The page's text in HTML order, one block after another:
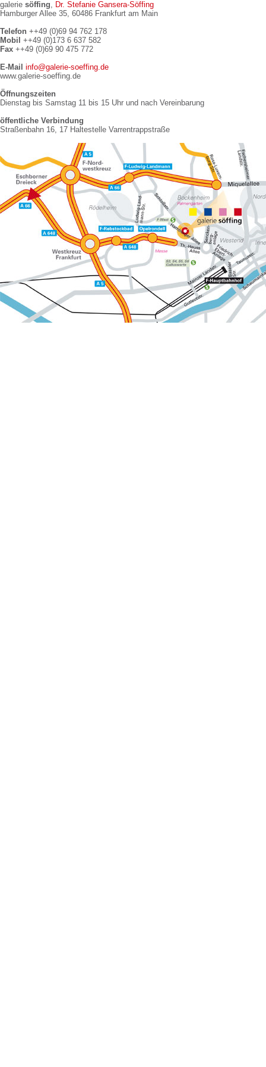
galerie söffing, Dr. Stefanie Gansera-Söffing
Hamburger Allee 35, 60486 Frankfurt am Main
Telefon ++49 (0)69 94 762 178
Mobil ++49 (0)173 6 637 582
Fax ++49 (0)69 90 475 772
E-Mail info@galerie-soeffing.de
www.galerie-soeffing.de
Öffnungszeiten
Dienstag bis Samstag 11 bis 15 Uhr und nach Vereinbarung
öffentliche Verbindung
Straßenbahn 16, 17 Haltestelle Varrentrappstraße